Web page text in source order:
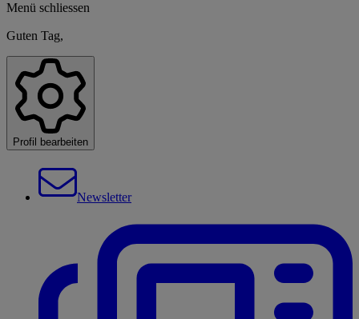
Menü schliessen
Guten Tag,
Profil bearbeiten
Newsletter